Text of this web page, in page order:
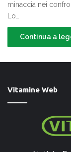
minaccia nei
Lo…
Continua a
Vitamine Web